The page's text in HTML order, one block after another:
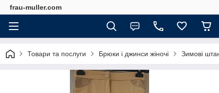
frau-muller.com
Товари та послуги Брюки і джинси жіночі Зимові